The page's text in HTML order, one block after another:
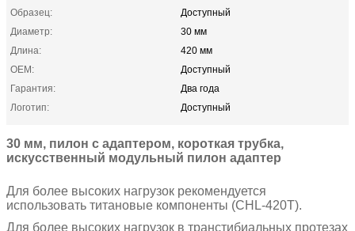
Образец:
Доступный
Диаметр:
30 мм
Длина:
420 мм
OEM:
Доступный
Гарантия:
Два года
Логотип:
Доступный
30 мм, пилон с адаптером, короткая трубка,
искусственный модульный пилон адаптер
Для более высоких нагрузок рекомендуется
использовать титановые компоненты (CHL-420T).
Для более высоких нагрузок в транстибиальных протезах